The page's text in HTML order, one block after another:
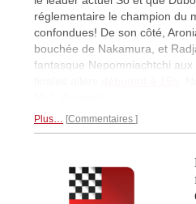
réglementaire le champion du
confondues! De son côté,
bouchée de Nakamura, et
fantasque Nepomniachtchi
Plus… Commentaires